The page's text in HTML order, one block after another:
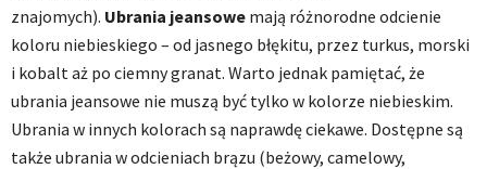
znajomych). Ubrania jeansowe mają różnorodne odcienie
koloru niebieskiego – od jasnego błękitu, przez turkus, morski
i kobalt aż po ciemny granat. Warto jednak pamiętać, że
ubrania jeansowe nie muszą być tylko w kolorze niebieskim.
Ubrania w innych kolorach są naprawdę ciekawe. Dostępne są
także ubrania w odcieniach brązu (beżowy, camelowy,